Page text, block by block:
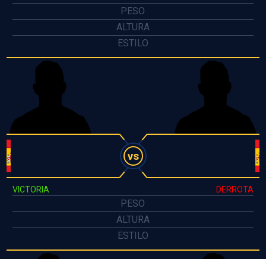
PESO
ALTURA
ESTILO
vs
VICTORIA DERROTA
PESO
ALTURA
ESTILO